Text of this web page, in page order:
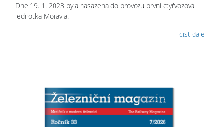
Dne 19. 1. 2023 byla nasazena do provozu první čtyřvozová
jednotka Moravia.
číst dále